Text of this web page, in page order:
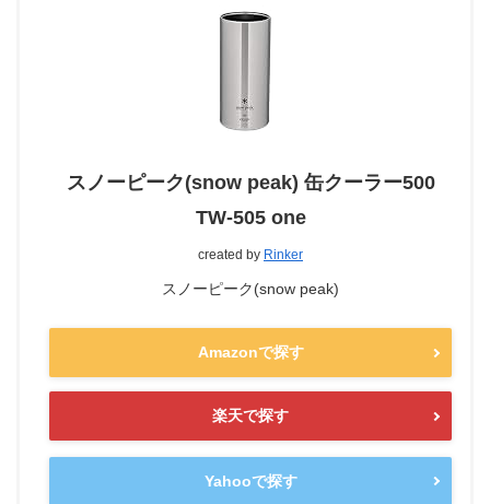
スノーピーク(snow peak) 缶クーラー500
TW-505 one
created by Rinker
スノーピーク(snow peak)
Amazonで探す
楽天で探す
Yahooで探す